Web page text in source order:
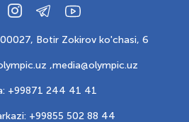
Botir Zokirov ko'chasi, 6
,media@olympic.uz
+99871 244 41 41
+99855 502 88 44